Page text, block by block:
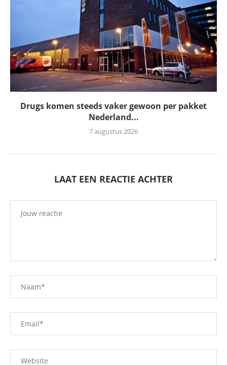
Drugs komen steeds vaker gewoon per pakket
Nederland...
7 augustus 2026
LAAT EEN REACTIE ACHTER